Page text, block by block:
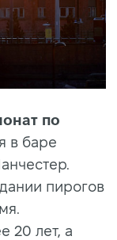
по
в баре
пирогов
20 лет, а